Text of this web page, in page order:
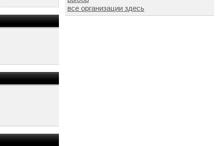
все организации здесь